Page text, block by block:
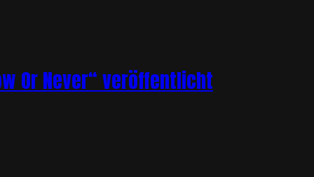
Or Never“ veröffentlicht